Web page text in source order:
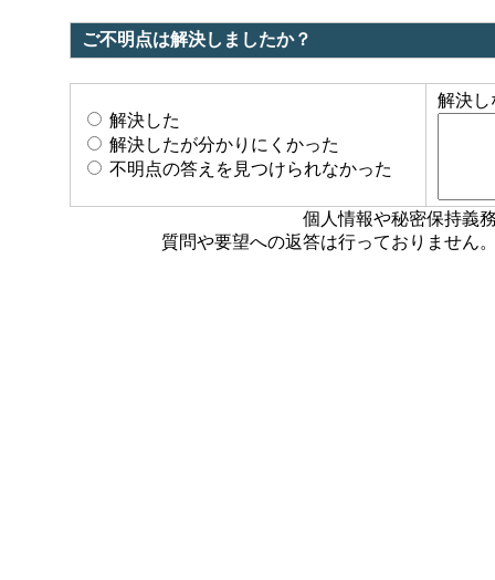
ご不明点は解決しましたか？
解決した
解決したが分かりにくかった
不明点の答えを見つけられなかった
解決し
個人情報や秘密保持義
質問や要望への返答は行っておりません